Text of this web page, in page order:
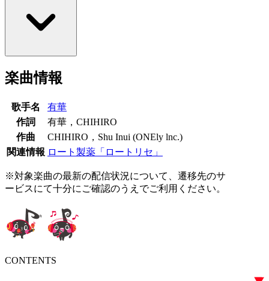
楽曲情報
歌手名
有華
作詞
有華，CHIHIRO
作曲
CHIHIRO，Shu Inui (ONEly lnc.)
関連情報 ロート製薬「ロートリセ」
※対象楽曲の最新の配信状況について、遷移先のサ
ービスにて十分にご確認のうえでご利用ください。
CONTENTS